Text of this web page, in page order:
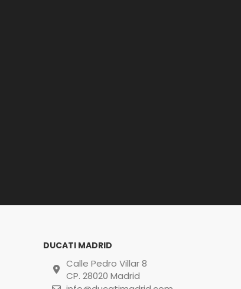
DUCATI MADRID
Calle Pedro Villar 8
CP. 28020 Madrid